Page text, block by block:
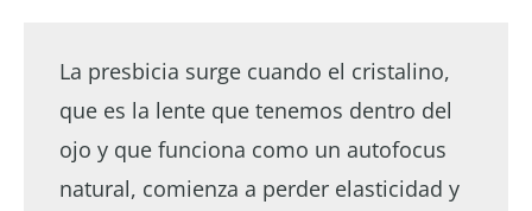
La presbicia surge cuando el cristalino,
que es la lente que tenemos dentro del
ojo y que funciona como un autofocus
natural, comienza a perder elasticidad y